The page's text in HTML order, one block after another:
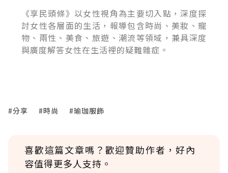
《享民頭條》以女性視角為主要切入點，深度探
討女性各層面的生活，報導包含時尚、美妝、寵
物、兩性、美食、旅遊、潮流等領域，兼具深度
與廣度解答女性在生活裡的疑難雜症。
#分享 #時尚 #瑜珈服飾
喜歡這篇文章嗎？歡迎贊助作者，好內
容值得更多人支持。